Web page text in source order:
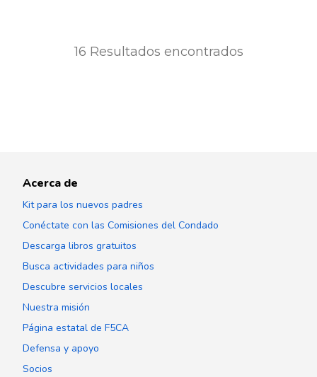
16 Resultados encontrados
Acerca de
Kit para los nuevos padres
Conéctate con las Comisiones del Condado
Descarga libros gratuitos
Busca actividades para niños
Descubre servicios locales
Nuestra misión
Página estatal de F5CA
Defensa y apoyo
Socios